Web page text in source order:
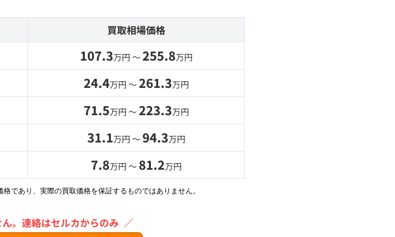
買取相場価格
107.3万円 〜255.8万円
24.4万円 〜261.3万円
71.5万円 〜223.3万円
31.1万円 〜94.3万円
7.8万円 〜 81.2万円
であり、実際の買取価格を保証するものではありません。
。 連絡はセルカからのみ ／